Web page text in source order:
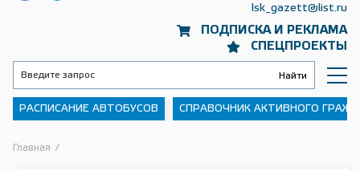
ПОДПИСКА И РЕКЛАМА
СПЕЦПРОЕКТЫ
lsk_gazett@list.ru
РАСПИСАНИЕ АВТОБУСОВ СПРАВОЧНИК АКТИВНОГО
Главная /